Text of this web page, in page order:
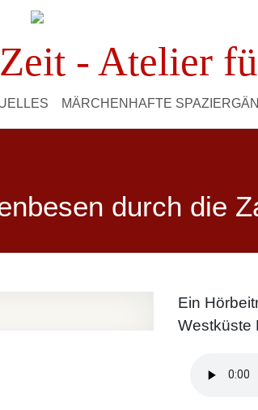
- Atelier
MÄRCHENHAFTE
durch die
Ein
Westküste